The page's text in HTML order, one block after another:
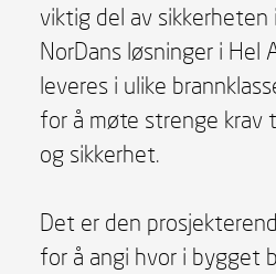
viktig del av sikkerheten
NorDans løsninger i Hel
leveres i ulike
for å møte strenge krav
og sikkerhet.
Det er den
for å angi hvor i bygget